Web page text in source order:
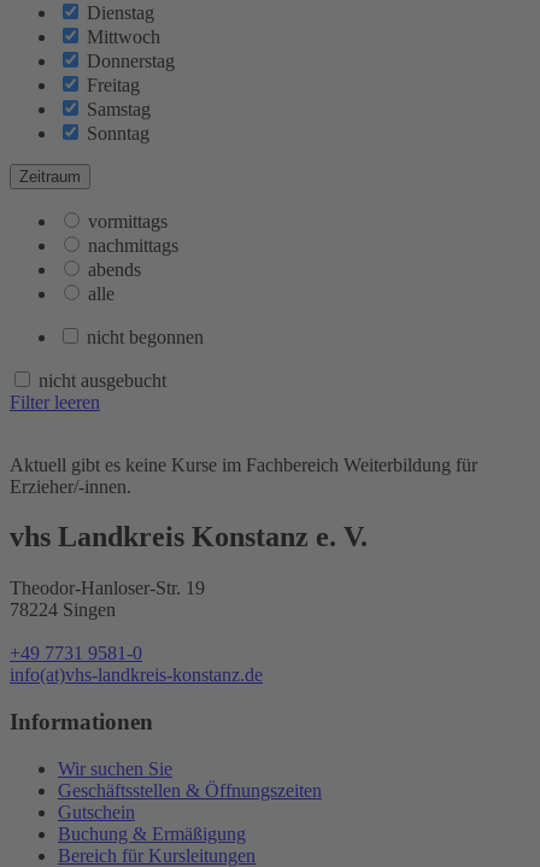
Dienstag
Mittwoch
Donnerstag
Freitag
Samstag
Sonntag
Zeitraum
vormittags
nachmittags
abends
alle
nicht begonnen
nicht ausgebucht
Filter leeren
Aktuell gibt es keine Kurse im Fachbereich Weiterbildung für
Erzieher/-innen.
vhs Landkreis Konstanz e. V.
Theodor-Hanloser-Str. 19
78224 Singen
+49 7731 9581-0
info(at)vhs-landkreis-konstanz.de
Informationen
Wir suchen Sie
Geschäftsstellen & Öffnungszeiten
Gutschein
Buchung & Ermäßigung
Bereich für Kursleitungen